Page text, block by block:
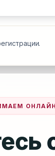
ОНЛАЙН